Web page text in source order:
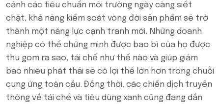
cảnh các tiêu chuẩn môi trường ngày càng siết
chặt, khả năng kiểm soát vòng đời sản phẩm sẽ trở
thành một năng lực cạnh tranh mới. Những doanh
nghiệp có thể chứng minh được bao bì của họ được
thu gom ra sao, tái chế như thế nào và giúp giảm
bao nhiêu phát thải sẽ có lợi thế lớn hơn trong chuỗi
cung ứng toàn cầu. Đồng thời, các chiến dịch truyền
thông về tái chế và tiêu dùng xanh cũng đang dần